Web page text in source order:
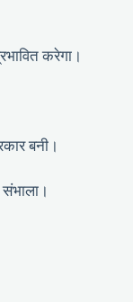
करेगा।
बनी।